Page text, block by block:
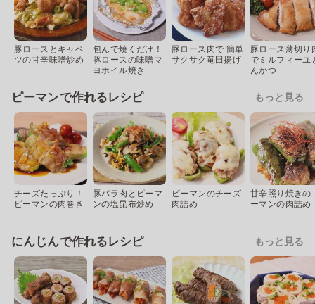
豚ロースとキャベ
ツの甘辛味噌炒め
包んで焼くだけ！
豚ロースの味噌マ
ヨホイル焼き
豚ロース肉で 簡単
サクサク竜田揚げ
豚ロース薄切り
でミルフィーユ
んかつ
ピーマンで作れるレシピ もっと見る
チーズたっぷり！
ピーマンの肉巻き
豚バラ肉とピーマ
ンの塩昆布炒め
ピーマンのチーズ
肉詰め
甘辛照り焼きの
ーマンの肉詰め
にんじんで作れるレシピ もっと見る